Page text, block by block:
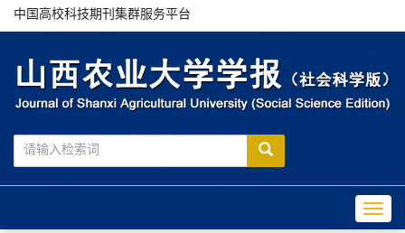
中国高校科技期刊集群服务平台